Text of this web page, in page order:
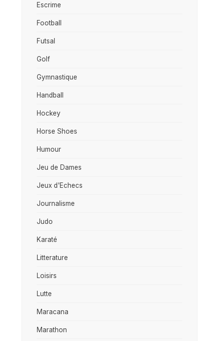
Escrime
Football
Futsal
Golf
Gymnastique
Handball
Hockey
Horse Shoes
Humour
Jeu de Dames
Jeux d'Echecs
Journalisme
Judo
Karaté
Litterature
Loisirs
Lutte
Maracana
Marathon